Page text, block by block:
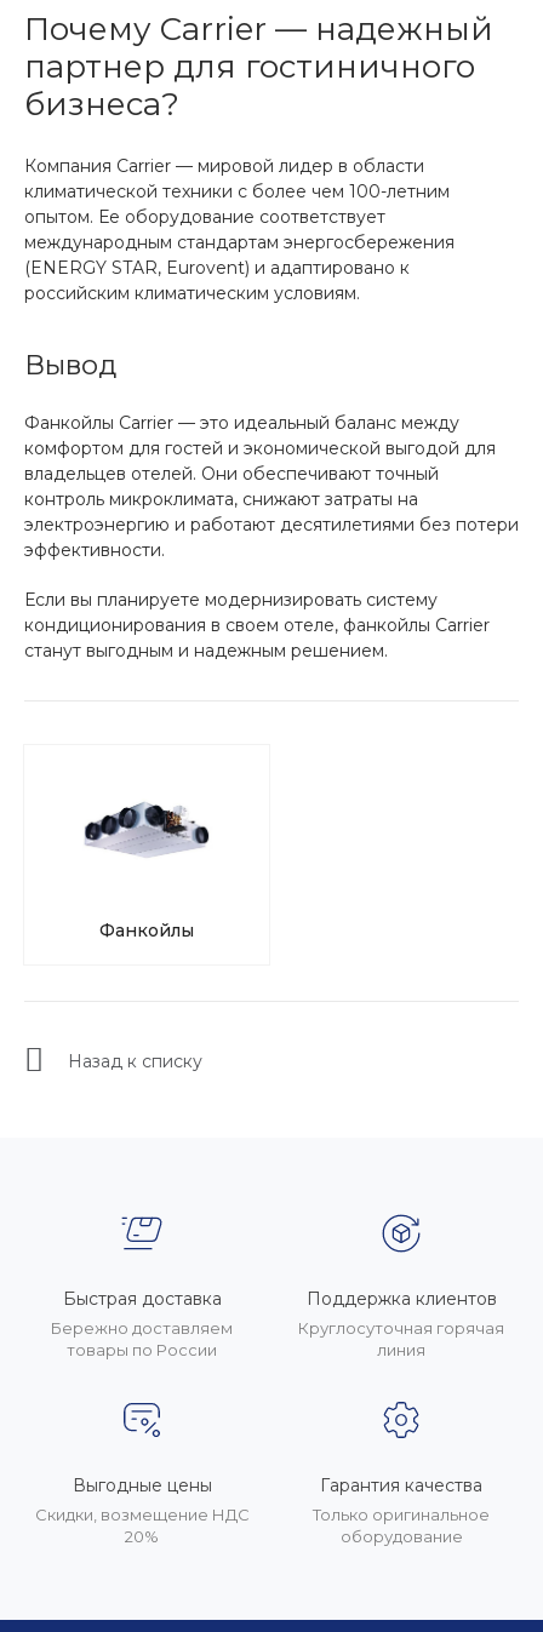
Почему Carrier — надежный
партнер для гостиничного
бизнеса?
Компания Carrier — мировой лидер в области
климатической техники с более чем 100-летним
опытом. Ее оборудование соответствует
международным стандартам энергосбережения
(ENERGY STAR, Eurovent) и адаптировано к
российским климатическим условиям.
Вывод
Фанкойлы Carrier — это идеальный баланс между
комфортом для гостей и экономической выгодой для
владельцев отелей. Они обеспечивают точный
контроль микроклимата, снижают затраты на
электроэнергию и работают десятилетиями без потери
эффективности.
Если вы планируете модернизировать систему
кондиционирования в своем отеле, фанкойлы Carrier
станут выгодным и надежным решением.
Фанкойлы
Назад к списку
Быстрая доставка
Бережно доставляем
товары по России
Поддержка клиентов
Круглосуточная горячая
линия
Выгодные цены
Скидки, возмещение НДС
20%
Гарантия качества
Только оригинальное
оборудование